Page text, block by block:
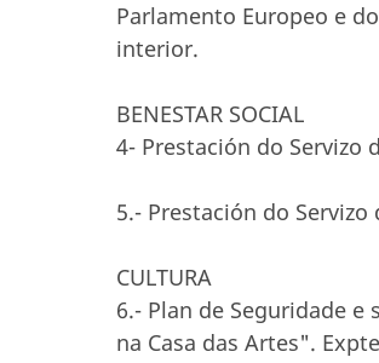
Parlamento Europeo e
interior.
BENESTAR SOCIAL
4- Prestación do Servizo
5.- Prestación do
CULTURA
6.- Plan de Seguridade
na Casa das Artes".